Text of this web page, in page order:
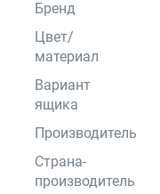
Бренд
Цвет/
материал
Вариант
ящика
Производитель
Страна-
производитель